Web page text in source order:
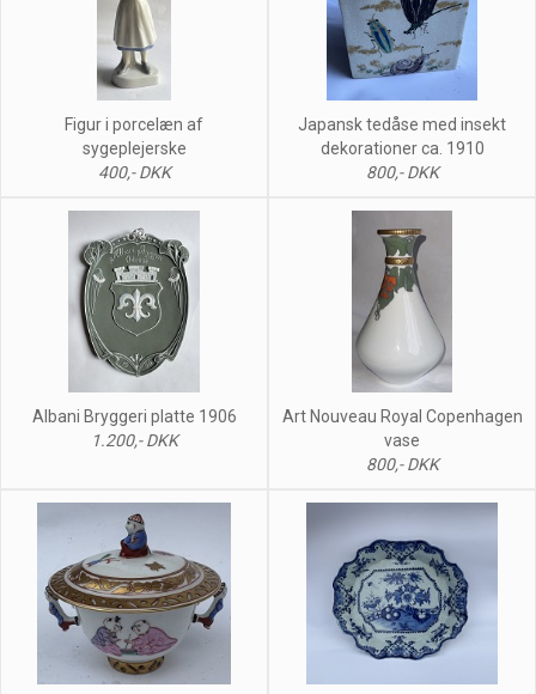
Figur i porcelæn af
sygeplejerske
400,- DKK
Japansk tedåse med insekt
dekorationer ca. 1910
800,- DKK
Albani Bryggeri platte 1906
1.200,- DKK
Art Nouveau Royal Copenhagen
vase
800,- DKK